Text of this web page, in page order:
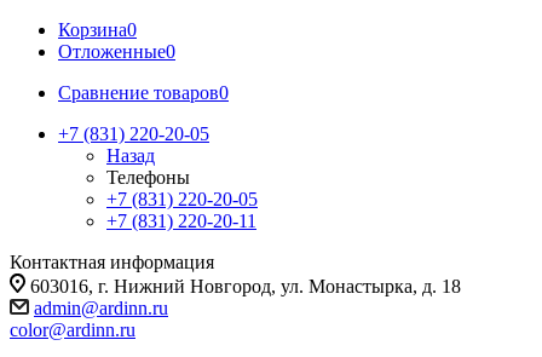
Корзина0
Отложенные0
Сравнение товаров0
+7 (831) 220-20-05
Назад
Телефоны
+7 (831) 220-20-05
+7 (831) 220-20-11
Контактная информация
603016, г. Нижний Новгород, ул. Монастырка, д. 18
admin@ardinn.ru
color@ardinn.ru